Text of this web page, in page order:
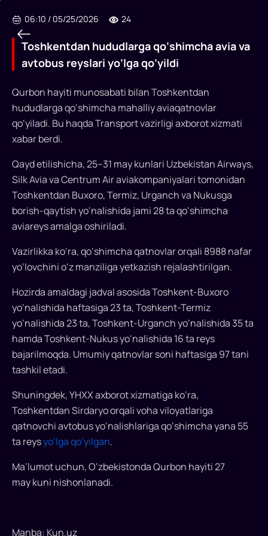
Toshkentdan
hududlarga
qo‘shimcha
avia
va
avtobus
reyslari
yo‘lga
qo‘yildi
Qurbon
hayiti
munosabati
bilan
Toshkentdan
hududlarga
qo‘shimcha
aviareys
avtobus
06:10 / 05/25/2026 24
Toshkentdan hududlarga qo‘shimcha avia va
avtobus reyslari yo‘lga qo‘yildi
Qurbon hayiti munosabati bilan Toshkentdan
hududlarga qo‘shimcha mahalliy aviaqatnovlar
qo‘yiladi. Bu haqda Transport vazirligi axborot xizmati
xabar berdi.
Qayd etilishicha, 25–31 may kunlari Uzbekistan Airways,
Silk Avia va Centrum Air aviakompaniyalari tomonidan
Toshkentdan Buxoro, Termiz, Urganch va Nukusga
borish-qaytish yo‘nalishida jami 28 ta qo‘shimcha
aviareys amalga oshiriladi.
Vazirlikka ko‘ra, qo‘shimcha qatnovlar orqali 8988 nafar
yo‘lovchini o‘z manziliga yetkazish rejalashtirilgan.
Hozirda amaldagi jadval asosida Toshkent-Buxoro
yo‘nalishida haftasiga 23 ta, Toshkent-Termiz
yo‘nalishida 23 ta, Toshkent-Urganch yo‘nalishida 35 ta
hamda Toshkent-Nukus yo‘nalishida 16 ta reys
bajarilmoqda. Umumiy qatnovlar soni haftasiga 97 tani
tashkil etadi.
Shuningdek, YHXX axborot xizmatiga ko‘ra,
Toshkentdan Sirdaryo orqali voha viloyatlariga
qatnovchi avtobus yo‘nalishlariga qo‘shimcha yana 55
ta reysyo‘lga qo‘yilgan.
Ma’lumot uchun, O‘zbekistonda Qurbon hayiti 27
may kuni nishonlanadi.
Manba: Kun.uz